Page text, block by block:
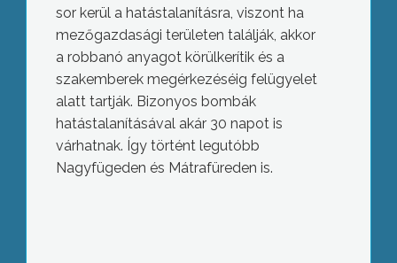
sor kerül a hatástalanításra, viszont ha
mezőgazdasági területen találják, akkor
a robbanó anyagot körülkerítik és a
szakemberek megérkezéséig felügyelet
alatt tartják. Bizonyos bombák
hatástalanításával akár 30 napot is
várhatnak. Így történt legutóbb
Nagyfügeden és Mátrafüreden is.